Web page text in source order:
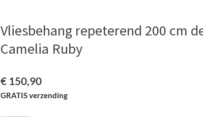
Vliesbehang repeterend 200 cm
Camelia Ruby
€ 150,90
GRATIS verzending